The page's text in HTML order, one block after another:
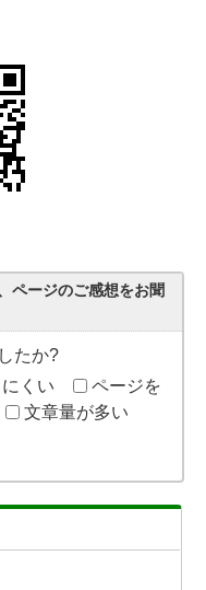
ページのご感想をお聞
たか?
くい
ページを
文章量が多い